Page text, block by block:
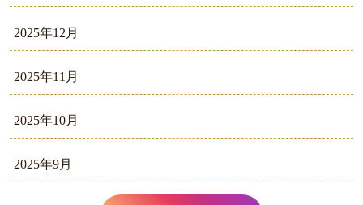
2025年12月
2025年11月
2025年10月
2025年9月